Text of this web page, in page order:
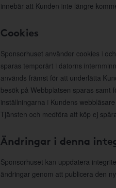
innebär att Kunden inte längre
Cookies
Sponsorhuset använder cookies i
sparas temporärt i datorns
används främst för att underlätta
besök på Webbplatsen sparas samt
inställningarna i Kundens
Tjänsten och medföra att köp ej
Ändringar i denna
Sponsorhuset kan uppdatera
ändringar genom att publicera den